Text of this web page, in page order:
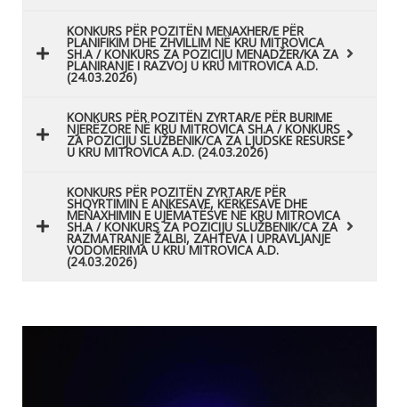
KONKURS PËR POZITËN MENAXHER/E PËR
PLANIFIKIM DHE ZHVILLIM NË KRU MITROVICA
SH.A / KONKURS ZA POZICIJU MENADŽER/KA ZA
PLANIRANJE I RAZVOJ U KRU MITROVICA A.D.
(24.03.2026)
KONKURS PËR POZITËN ZYRTAR/E PËR BURIME
NJERËZORE NË KRU MITROVICA SH.A / KONKURS
ZA POZICIJU SLUŽBENIK/CA ZA LJUDSKE RESURSE
U KRU MITROVICA A.D. (24.03.2026)
KONKURS PËR POZITËN ZYRTAR/E PËR
SHQYRTIMIN E ANKESAVE, KËRKESAVE DHE
MENAXHIMIN E UJËMATËSVE NË KRU MITROVICA
SH.A / KONKURS ZA POZICIJU SLUŽBENIK/CA ZA
RAZMATRANJE ŽALBI, ZAHTEVA I UPRAVLJANJE
VODOMERIMA U KRU MITROVICA A.D.
(24.03.2026)